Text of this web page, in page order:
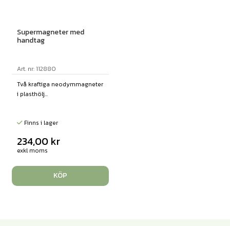
Supermagneter med
handtag
Art. nr: 112880
Två kraftiga neodymmagneter
i plasthölj...
Finns i lager
234,00 kr
exkl moms
KÖP